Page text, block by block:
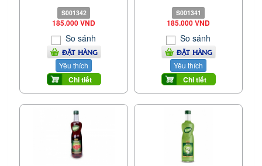
S001342
185.000 VND
So sánh
ĐẶT HÀNG
Yêu thích
Chi tiết
S001341
185.000 VND
So sánh
ĐẶT HÀNG
Yêu thích
Chi tiết